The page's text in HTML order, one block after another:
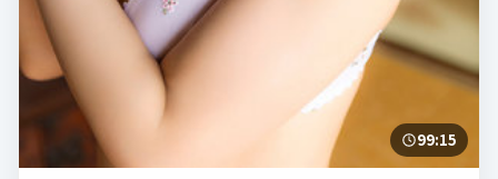
99:15